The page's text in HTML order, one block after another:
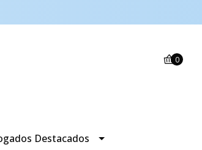
0
Destacados